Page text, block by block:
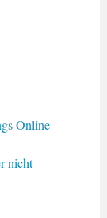
Online
nicht